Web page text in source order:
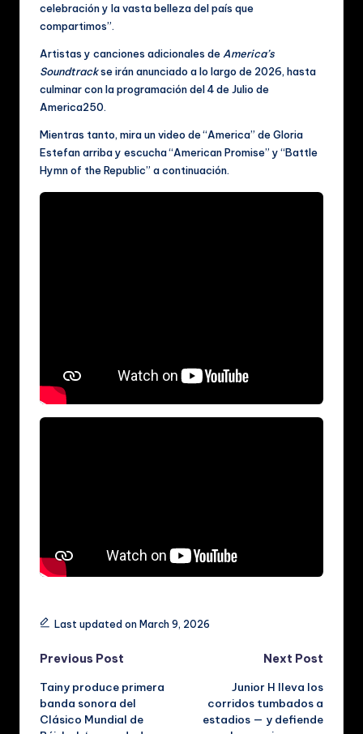
celebración y la vasta belleza del país que
compartimos”.
Artistas y canciones adicionales de America’s
Soundtrackse irán anunciado a lo largo de 2026, hasta
culminar con la programación del 4 de Julio de
America250.
Mientras tanto, mira un video de “America” de Gloria
Estefan arriba y escucha “American Promise” y “Battle
Hymn of the Republic” a continuación.
Tags:Last updated on March 9, 2026
Post
navigation
Previous Post
Tainy produce primera
banda sonora del
Clásico Mundial de
Next Post
Junior H lleva los
corridos tumbados a
estadios — y defiende